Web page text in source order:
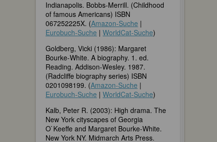
Indianapolis. Bobbs-Merrill. (Childhood
of famous Americans) ISBN
067252225X. (Amazon-Suche |
Eurobuch-Suche | WorldCat-Suche)
Goldberg, Vicki (1986): Margaret
Bourke-White. A biography. 1. ed.
Reading. Addison-Wesley. 1987.
(Radcliffe biography series) ISBN
0201098199. (Amazon-Suche |
Eurobuch-Suche | WorldCat-Suche)
Kalb, Peter R. (2003): High drama. The
New York cityscapes of Georgia
O`Keeffe and Margaret Bourke-White.
New York NY. Midmarch Arts Press.